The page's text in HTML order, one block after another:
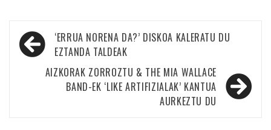
Bidalketetan
zehar
nabigatu
‘ERRUA NORENA DA?’ DISKOA KALERATU DU
EZTANDA TALDEAK
AIZKORAK ZORROZTU & THE MIA WALLACE
BAND-EK ‘LIKE ARTIFIZIALAK’ KANTUA
AURKEZTU DU